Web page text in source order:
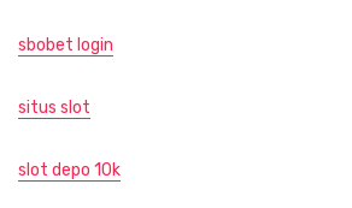
sbobet login
situs slot
slot depo 10k